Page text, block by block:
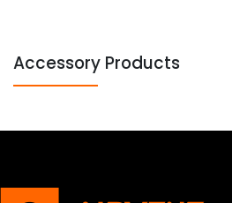
Accessory Products